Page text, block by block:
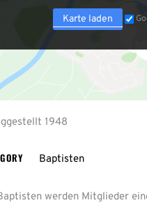
Karte laden
1948
Baptisten
werden Mitglieder